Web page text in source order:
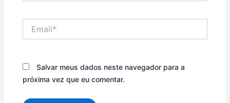
Salvar meus dados neste navegador para a
próxima vez que eu comentar.